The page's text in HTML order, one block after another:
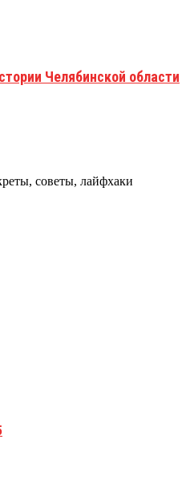
Челябинской области
советы, лайфхаки